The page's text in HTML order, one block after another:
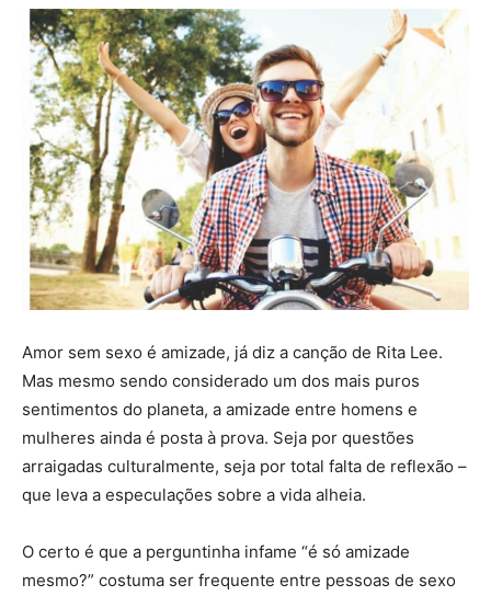
Amor sem sexo é amizade, já diz a canção de Rita Lee.
Mas mesmo sendo considerado um dos mais puros
sentimentos do planeta, a amizade entre homens e
mulheres ainda é posta à prova. Seja por questões
arraigadas culturalmente, seja por total falta de reflexão –
que leva a especulações sobre a vida alheia.
O certo é que a perguntinha infame “é só amizade
mesmo?” costuma ser frequente entre pessoas de sexo